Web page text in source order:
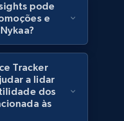
Product name, Price,
Colour, Description, and
Comece agora
pode
e
Tracker
a lidar
dos
às